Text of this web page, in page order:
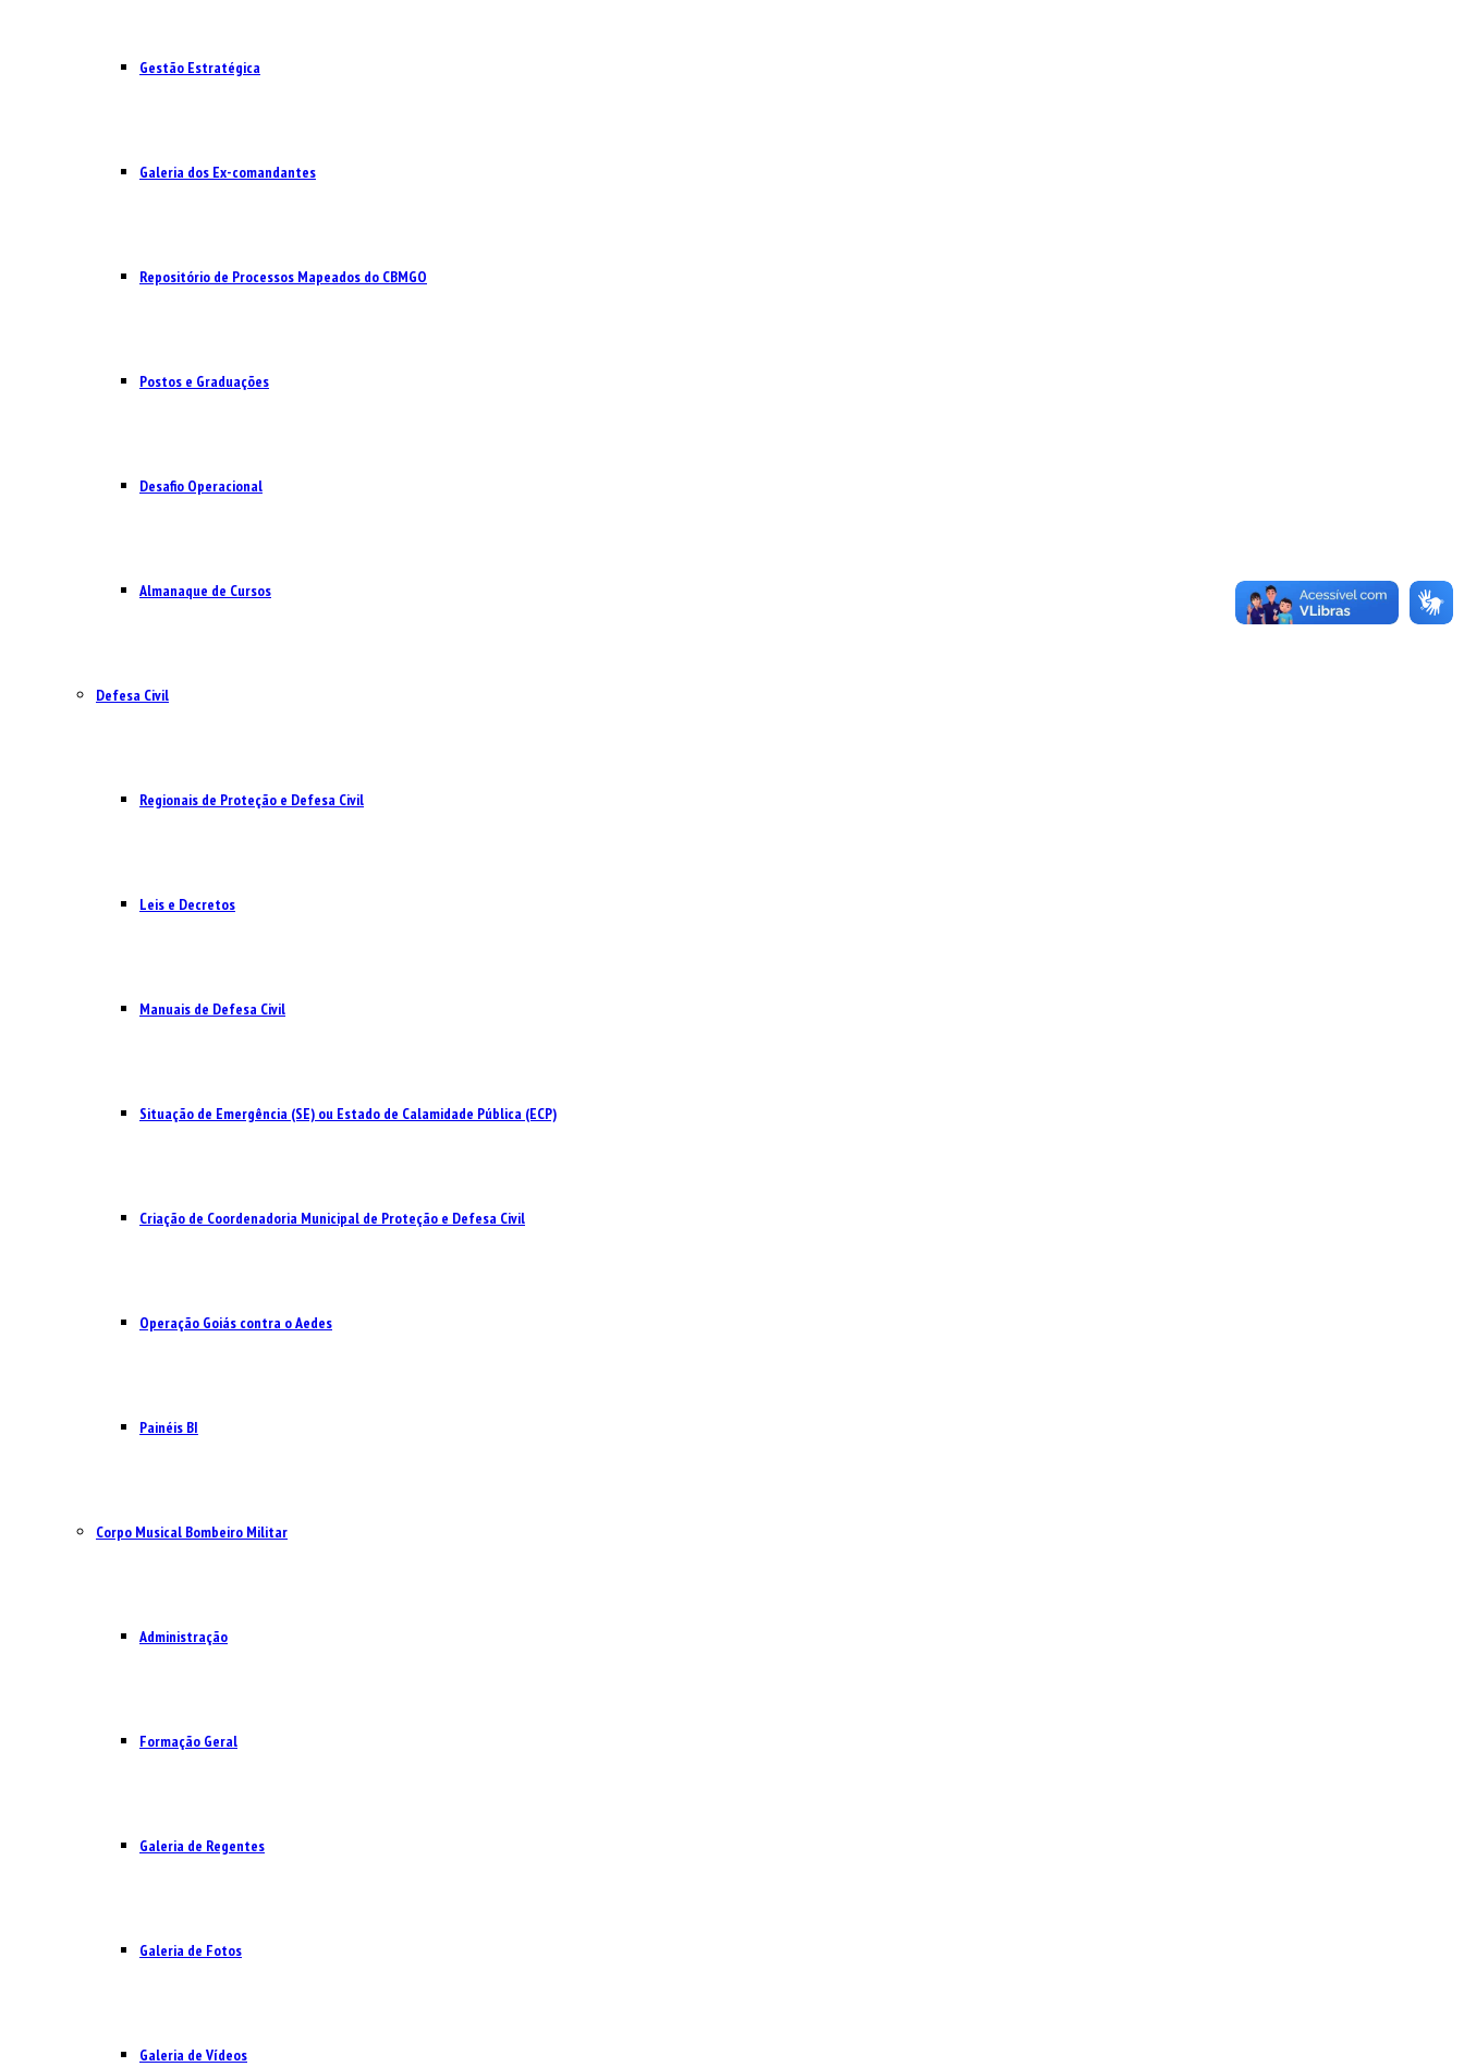
Gestão Estratégica
Galeria dos Ex-comandantes
Repositório de Processos Mapeados do CBMGO
Postos e Graduações
Desafio Operacional
Almanaque de Cursos
Defesa Civil
Regionais de Proteção e Defesa Civil
Leis e Decretos
Manuais de Defesa Civil
Situação de Emergência (SE) ou Estado de Calamidade Pública (ECP)
Criação de Coordenadoria Municipal de Proteção e Defesa Civil
Operação Goiás contra o Aedes
Painéis BI
Corpo Musical Bombeiro Militar
Administração
Formação Geral
Galeria de Regentes
Galeria de Fotos
Galeria de Vídeos